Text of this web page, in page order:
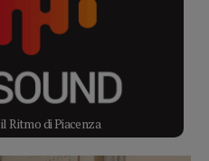
Ritmo di Piacenza